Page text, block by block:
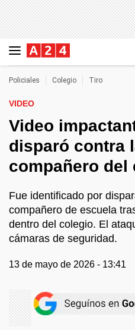
Policiales Colegio Tiro
VIDEO
Video
disparó contra
compañero del
Fue identificado por
compañero de escuela
dentro del colegio. El
cámaras de seguridad.
13 de mayo de 2026 - 13:41